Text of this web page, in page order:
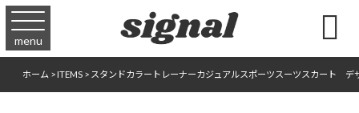
menu 
ホーム>ITEMS>スタンドカラートレーナーカジュアルスポーツスーツスカート デ